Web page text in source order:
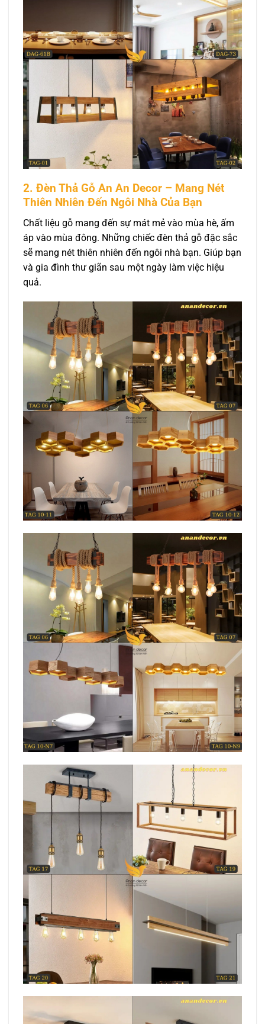
2. Đèn Thả Gỗ An An Decor – Mang Nét
Thiên Nhiên Đến Ngôi Nhà Của Bạn
Chất liệu gỗ mang đến sự mát mẻ vào mùa hè, ấm
áp vào mùa đông. Những chiếc đèn thả gỗ đặc sắc
sẽ mang nét thiên nhiên đến ngôi nhà bạn. Giúp bạn
và gia đình thư giãn sau một ngày làm việc hiệu
quả.